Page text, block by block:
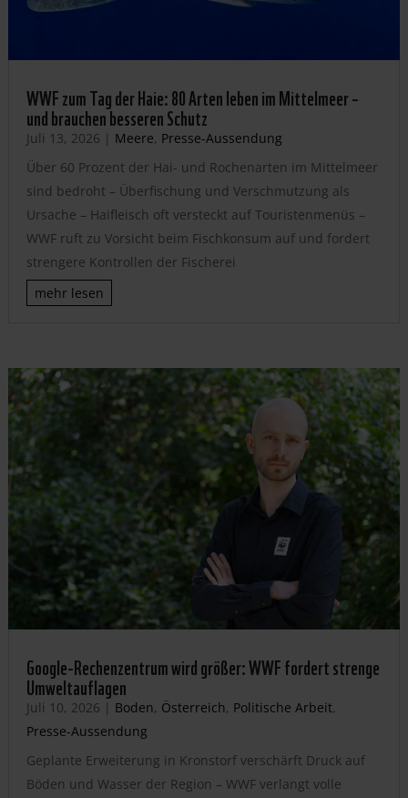
WWF zum Tag der Haie: 80 Arten leben im Mittelmeer –
und brauchen besseren Schutz
Juli 13, 2026 | Meere, Presse-Aussendung
Über 60 Prozent der Hai- und Rochenarten im Mittelmeer
sind bedroht – Überfischung und Verschmutzung als
Ursache – Haifleisch oft versteckt auf Touristenmenüs –
WWF ruft zu Vorsicht beim Fischkonsum auf und fordert
strengere Kontrollen der Fischerei
mehr lesen
Google-Rechenzentrum wird größer: WWF fordert strenge
Umweltauflagen
Juli 10, 2026 | Boden, Österreich, Politische Arbeit,
Presse-Aussendung
Geplante Erweiterung in Kronstorf verschärft Druck auf
Böden und Wasser der Region – WWF verlangt volle